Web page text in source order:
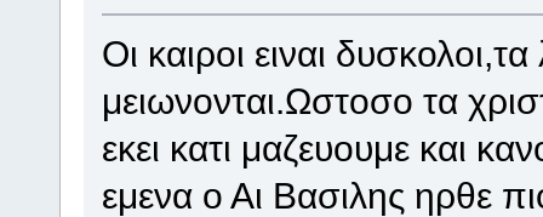
Οι καιροι ειναι
μειωνονται.Ωστοσο τα
εκει κατι μαζευουμε και
εμενα ο Αι Βασιλης ηρθε